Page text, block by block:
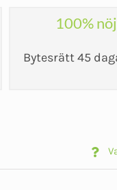
100%
Bytesrätt 45